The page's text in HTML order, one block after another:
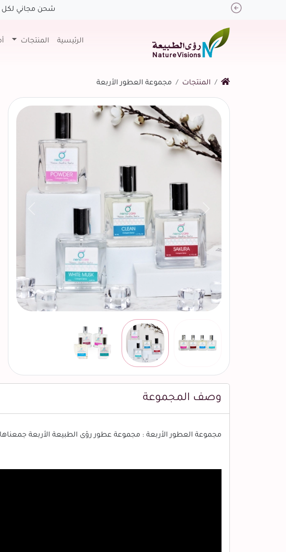
شحن مجاني لكل طلب لا
Previous
الرئيسية المنتجات
المنتجات مجموعة العطور الأربعة
التالي
وصف المجموعة
مجموعة العطور الأربعة : مجموعة عطور رؤى الطبيعة الأربعة